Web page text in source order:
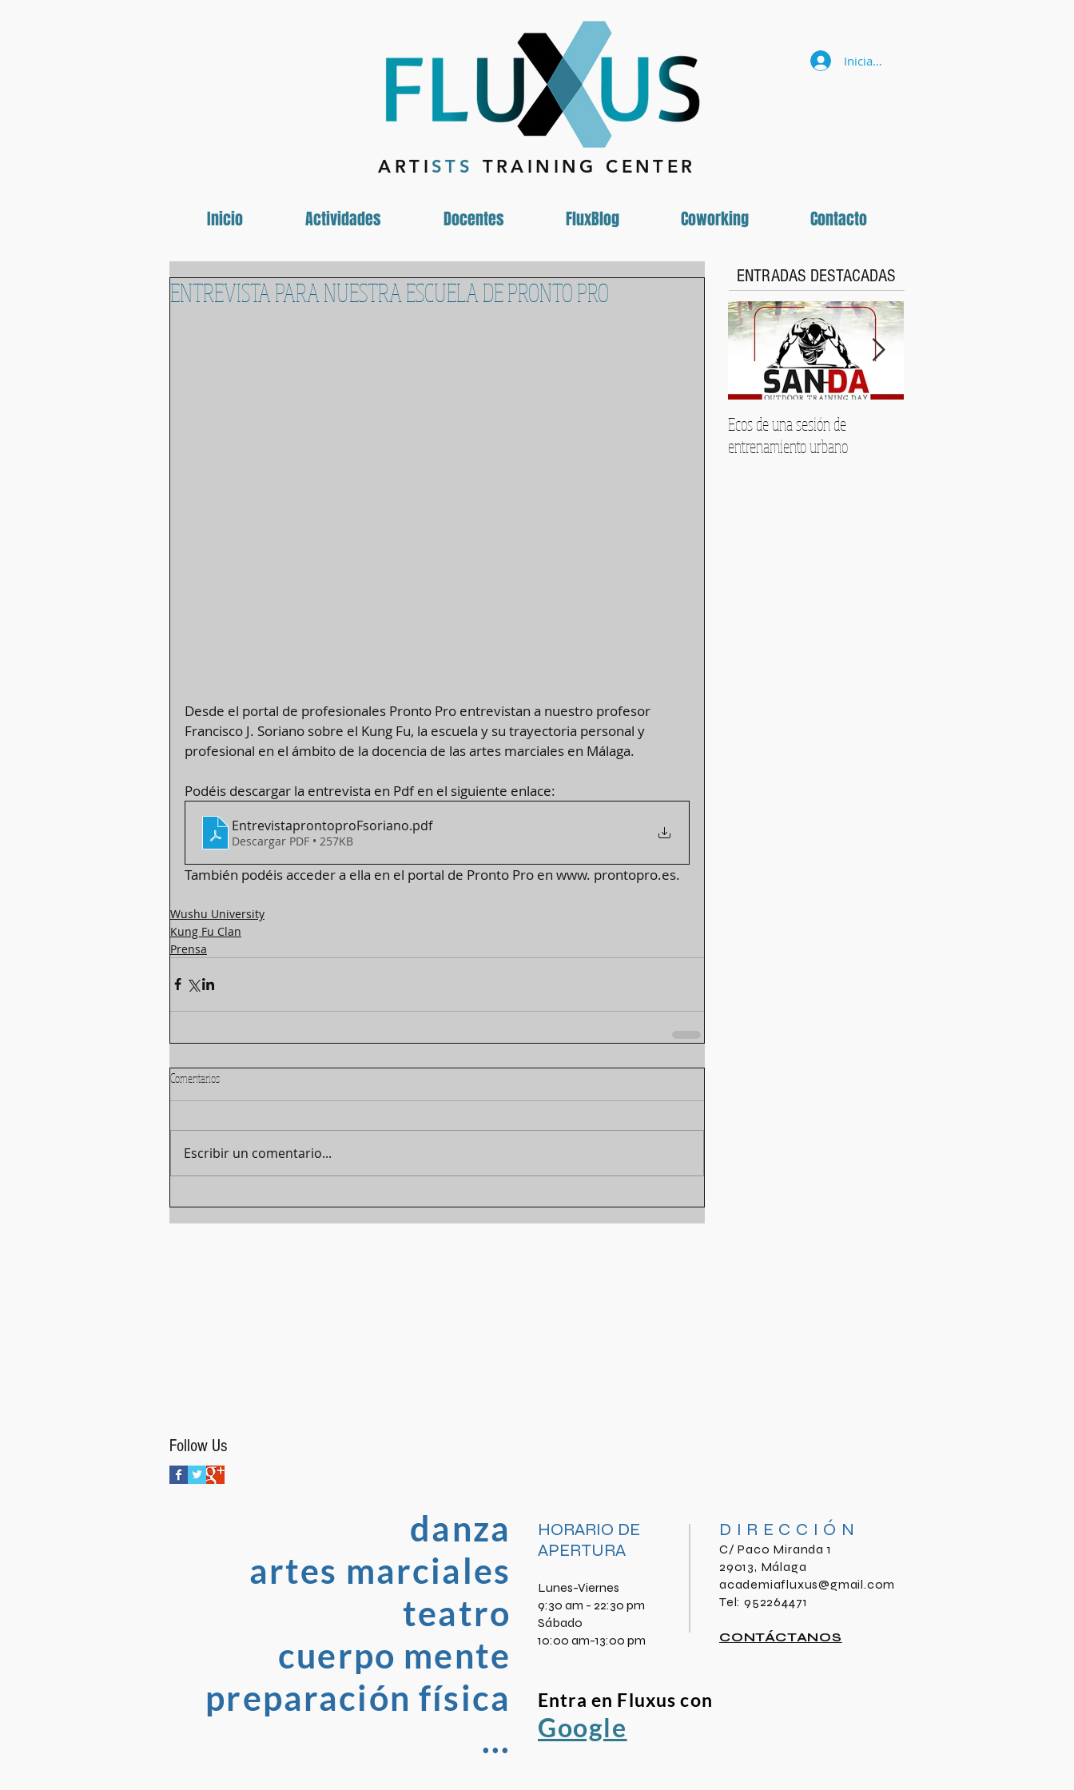
Iniciar sesión
ARTI STS TRAINING CENTER
Inicio Actividades Docentes FluxBlog Coworking Contacto
ENTREVISTA PARA NUESTRA ESCUELA DE PRONTO PRO
Desde el portal de profesionales Pronto Pro entrevistan a nuestro profesor
Francisco J. Soriano sobre el Kung Fu, la escuela y su trayectoria personal y
profesional en el ámbito de la docencia de las artes marciales en Málaga.
Podéis descargar la entrevista en Pdf en el siguiente enlace:
EntrevistaprontoproFsoriano.pdf
Descargar PDF • 257KB
También podéis acceder a ella en el portal de Pronto Pro en www. prontopro.es.
Wushu University
Kung Fu Clan
Prensa
Comentarios
Escribir un comentario...
ENTRADAS DESTACADAS
Ecos de una sesión de
entrenamiento urbano
Follow Us
danza
artes marciales
teatro
cuerpo mente
preparación física
...
HORARIO DE
APERTURA
Lunes-Viernes
9:30 am - 22:30 pm
​Sábado
10:00 am-13:00 pm
DIRECCIÓN
C/ Paco Miranda 1
29013, Málaga
academiafluxus@gmail.com
Tel: 952264471
CONTÁCTANOS
Entra en Fluxus con
Google